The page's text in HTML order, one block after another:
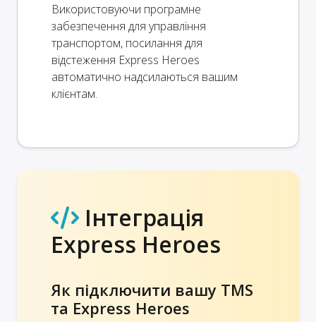
Використовуючи програмне
забезпечення для управління
транспортом, посилання для
відстеження Express Heroes
автоматично надсилаються вашим
клієнтам.
Інтеграція
Express Heroes
Як підключити вашу TMS
та Express Heroes